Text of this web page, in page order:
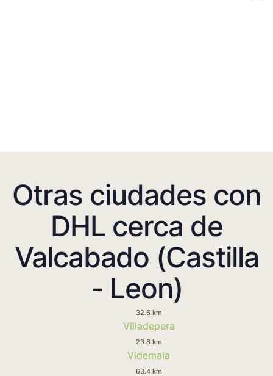
Otras ciudades con
DHL cerca de
Valcabado (Castilla
- Leon)
32.6 km
Villadepera
23.8 km
Videmala
63.4 km